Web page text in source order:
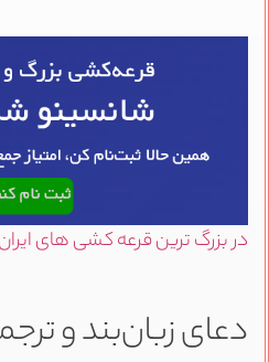
در بزرگ ترین قرعه کشی های
دعای زبان‌بند و